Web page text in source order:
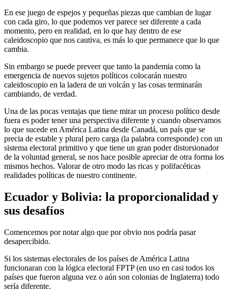
En ese juego de espejos y pequeñas piezas que cambian de lugar
con cada giro, lo que podemos ver parece ser diferente a cada
momento, pero en realidad, en lo que hay dentro de ese
caleidoscopio que nos cautiva, es más lo que permanece que lo que
cambia.
Sin embargo se puede preveer que tanto la pandemia como la
emergencia de nuevos sujetos políticos colocarán nuestro
caleidoscopio en la ladera de un volcán y las cosas terminarán
cambiando, de verdad.
Una de las pocas ventajas que tiene mirar un proceso político desde
fuera es poder tener una perspectiva diferente y cuando observamos
lo que sucede en América Latina desde Canadá, un país que se
precia de estable y plural pero carga (la palabra corresponde) con un
sistema electoral primitivo y que tiene un gran poder distorsionador
de la voluntad general, se nos hace posible apreciar de otra forma los
mismos hechos. Valorar de otro modo las ricas y polifacéticas
realidades políticas de nuestro continente.
Ecuador y Bolivia: la proporcionalidad y
sus desafíos
Comencemos por notar algo que por obvio nos podría pasar
desapercibido.
Si los sistemas electorales de los países de América Latina
funcionaran con la lógica electoral FPTP (en uso en casi todos los
países que fueron alguna vez o aún son colonias de Inglaterra) todo
sería diferente.